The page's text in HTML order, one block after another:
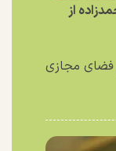
از
فضای مجازی